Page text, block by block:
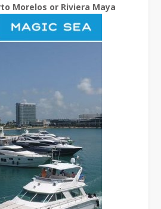
Morelos or Riviera Maya